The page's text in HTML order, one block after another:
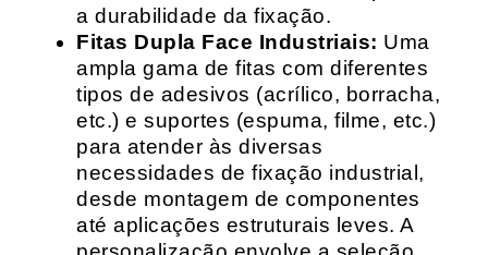
a durabilidade da fixação.
Fitas Dupla Face Industriais: Uma
ampla gama de fitas com diferentes
tipos de adesivos (acrílico, borracha,
etc.) e suportes (espuma, filme, etc.)
para atender às diversas
necessidades de fixação industrial,
desde montagem de componentes
até aplicações estruturais leves. A